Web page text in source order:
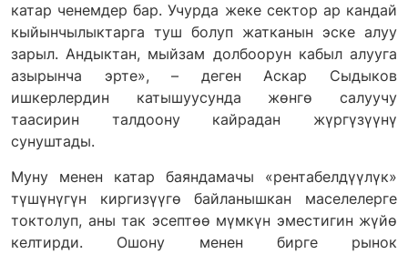
катар ченемдер бар. Учурда жеке сектор ар кандай
кыйынчылыктарга туш болуп жатканын эске алуу
зарыл. Андыктан, мыйзам долбоорун кабыл алууга
азырынча эрте», – деген Аскар Сыдыков
ишкерлердин катышуусунда жөнгө салуучу
таасирин талдоону кайрадан жүргүзүүнү
сунуштады.
Муну менен катар баяндамачы «рентабелдүүлүк»
түшүнүгүн киргизүүгө байланышкан маселелерге
токтолуп, аны так эсептөө мүмкүн эместигин жүйө
келтирди. Ошону менен бирге рынок